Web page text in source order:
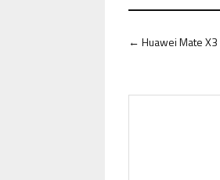
←Huawei Mate